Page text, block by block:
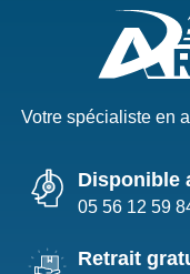
Votre spécialiste en
Disponible
05 56 12 59
Retrait